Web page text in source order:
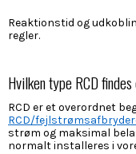
Reaktionstid og
regler.
Hvilken type RCD
RCD er et overordnet
RCD/
strøm og maksimal
normalt installeres i